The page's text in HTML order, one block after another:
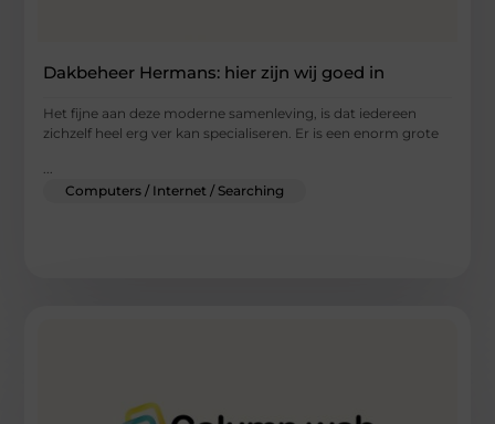
Dakbeheer Hermans: hier zijn wij goed in
Het fijne aan deze moderne samenleving, is dat iedereen
zichzelf heel erg ver kan specialiseren. Er is een enorm grote
...
Computers / Internet / Searching